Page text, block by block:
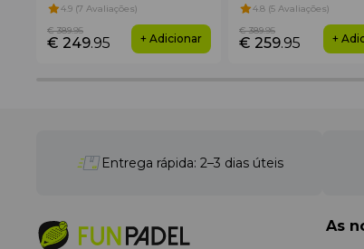
4.9 (7 Avaliações)
€ 249.95
€ 389.95
+ Adicionar
4.8 (5 Avaliações)
€ 259.95
€ 389.95
+
Entrega rápida: 2–3 dias úteis
As